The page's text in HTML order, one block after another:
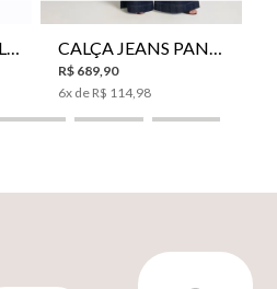
R$ 689 90
6x de R$ 114, 98